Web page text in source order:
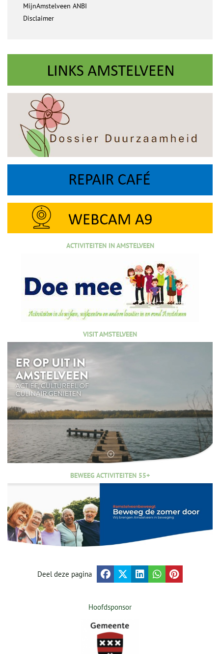
MijnAmstelveen ANBI
Disclaimer
ACTIVITEITEN IN AMSTELVEEN
VISIT AMSTELVEEN
BEWEEG ACTIVITEITEN 55+
Deel deze pagina
Hoofdsponsor